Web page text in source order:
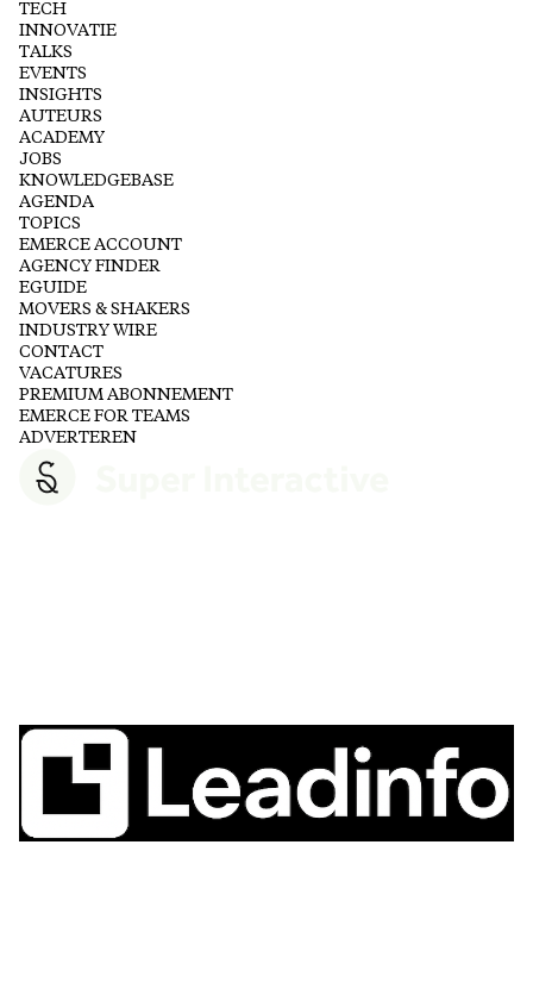
TECH
INNOVATIE
TALKS
EVENTS
INSIGHTS
AUTEURS
ACADEMY
JOBS
KNOWLEDGEBASE
AGENDA
TOPICS
EMERCE ACCOUNT
AGENCY FINDER
EGUIDE
MOVERS & SHAKERS
INDUSTRY WIRE
CONTACT
VACATURES
PREMIUM ABONNEMENT
EMERCE FOR TEAMS
ADVERTEREN